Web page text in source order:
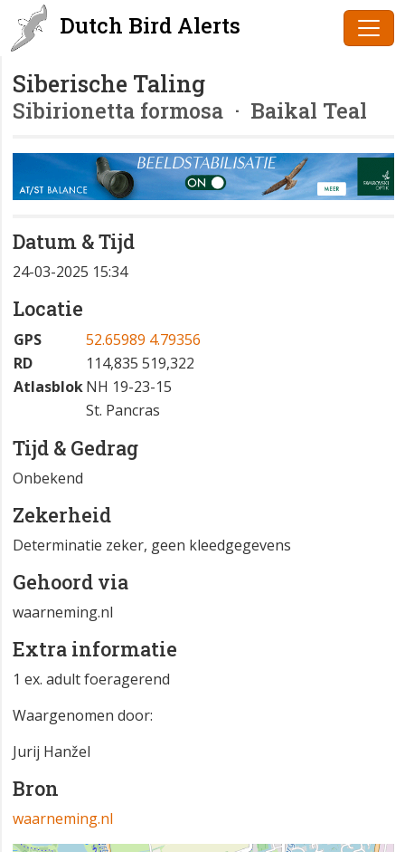
Dutch Bird Alerts
Siberische Taling
Sibirionetta formosa · Baikal Teal
Datum & Tijd
24-03-2025 15:34
Locatie
GPS
52.65989 4.79356
RD
114,835 519,322
AtlasblokNH 19-23-15
St. Pancras
Tijd & Gedrag
Onbekend
Zekerheid
Determinatie zeker, geen kleedgegevens
Gehoord via
waarneming.nl
Extra informatie
1 ex. adult foeragerend
Waargenomen door:
Jurij Hanžel
Bron
waarneming.nl